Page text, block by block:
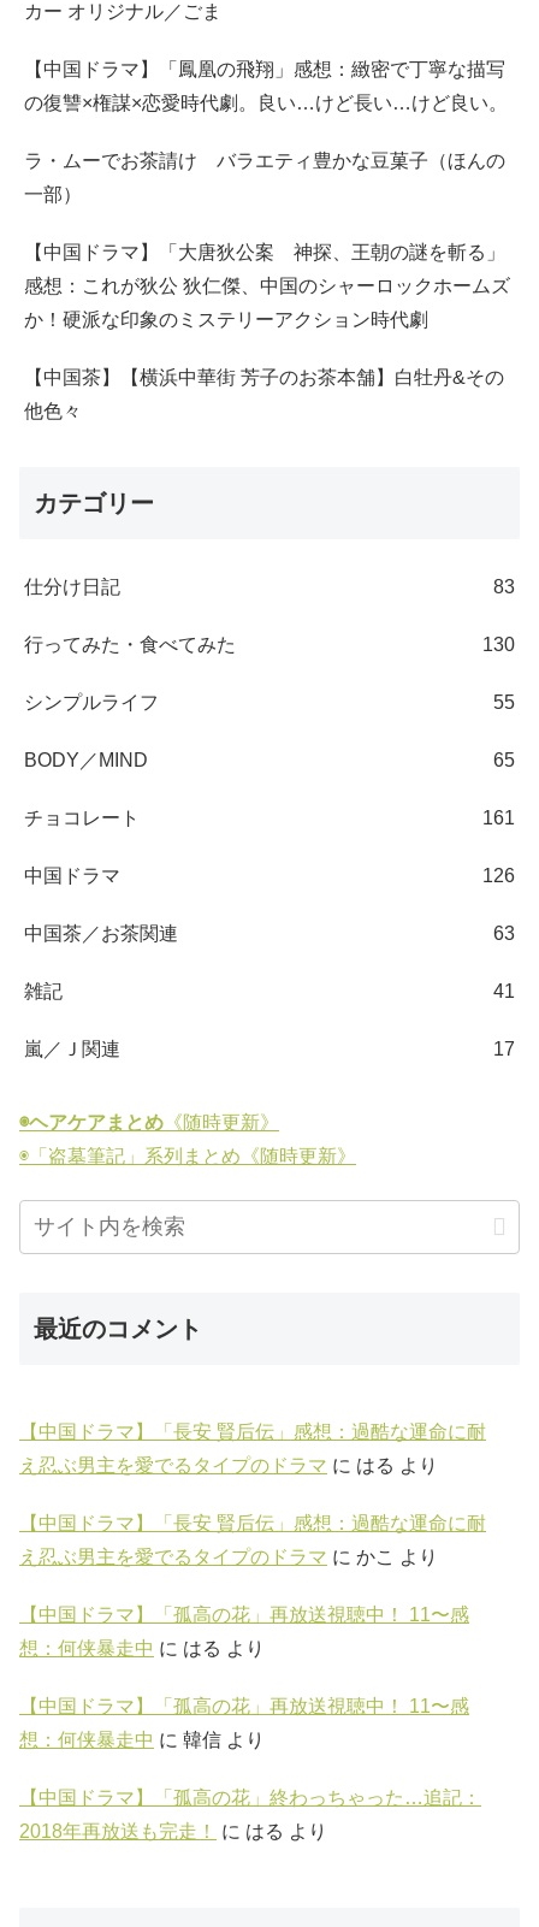
カー オリジナル／ごま
【中国ドラマ】「鳳凰の飛翔」感想：緻密で丁寧な描写
の復讐×権謀×恋愛時代劇。良い…けど長い…けど良い。
ラ・ムーでお茶請け バラエティ豊かな豆菓子（ほんの
一部）
【中国ドラマ】「大唐狄公案 神探、王朝の謎を斬る」
感想：これが狄公 狄仁傑、中国のシャーロックホームズ
か！硬派な印象のミステリーアクション時代劇
【中国茶】【横浜中華街 芳子のお茶本舗】白牡丹&その
他色々
カテゴリー
仕分け日記 83
行ってみた・食べてみた 130
シンプルライフ 55
BODY／MIND 65
チョコレート 161
中国ドラマ 126
中国茶／お茶関連 63
雑記 41
嵐／Ｊ関連 17
◉ヘアケアまとめ 《随時更新》
◉「盗墓筆記」系列まとめ《随時更新》
最近のコメント
【中国ドラマ】「長安 賢后伝」感想：過酷な運命に耐
え忍ぶ男主を愛でるタイプのドラマ に はる より
【中国ドラマ】「長安 賢后伝」感想：過酷な運命に耐
え忍ぶ男主を愛でるタイプのドラマ に かこ より
【中国ドラマ】「孤高の花」再放送視聴中！ 11〜感
想：何侠暴走中 に はる より
【中国ドラマ】「孤高の花」再放送視聴中！ 11〜感
想：何侠暴走中 に 韓信 より
【中国ドラマ】「孤高の花」終わっちゃった…追記：
2018年再放送も完走！
に はる より